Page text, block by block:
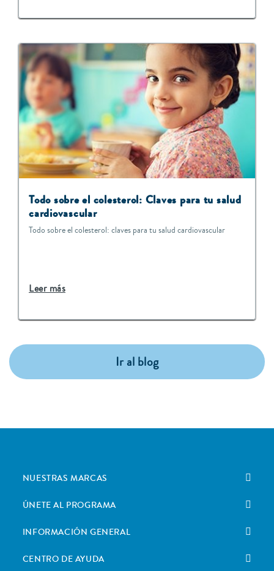
Todo sobre el colesterol: Claves para tu salud
cardiovascular
Todo sobre el colesterol: claves para tu salud cardiovascular
Leer más
Ir al blog
NUESTRAS MARCAS
ÚNETE AL PROGRAMA
INFORMACIÓN GENERAL
CENTRO DE AYUDA